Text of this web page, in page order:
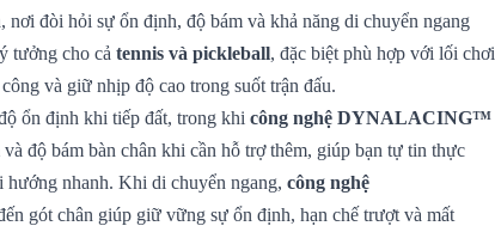
, nơi đòi hỏi sự ổn định, độ bám và khả năng di chuyển ngang
tưởng cho cả tennis và pickleball, đặc biệt phù hợp với lối chơi
và giữ nhịp độ cao trong suốt trận đấu.
ổn định khi tiếp đất, trong khi công nghệ DYNALACING™
độ bám bàn chân khi cần hỗ trợ thêm, giúp bạn tự tin thực
hướng nhanh. Khi di chuyển ngang, công nghệ
gót chân giúp giữ vững sự ổn định, hạn chế trượt và mất